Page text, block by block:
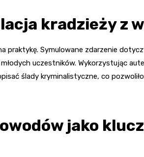
kradzieży z
praktykę. Symulowane zdarzenie
uczestników. Wykorzystując
ślady kryminalistyczne, co
jako